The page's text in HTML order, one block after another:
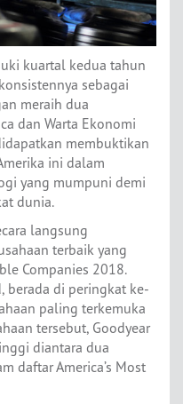
kuartal kedua tahun
sebagai
meraih dua
dan Warta Ekonomi
membuktikan
ini dalam
yang mumpuni demi
dunia.
langsung
terbaik yang
Companies 2018.
berada di peringkat ke-
paling terkemuka
tersebut, Goodyear
diantara dua
daftar America’s Most